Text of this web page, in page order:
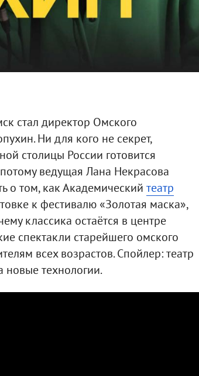
стал директор Омского
Ни для кого не секрет,
столицы России готовится
ведущая Лана Некрасова
о том, как Академический театр
к фестивалю «Золотая маска»,
классика остаётся в центре
спектакли старейшего омского
всех возрастов. Спойлер: театр
новые технологии.